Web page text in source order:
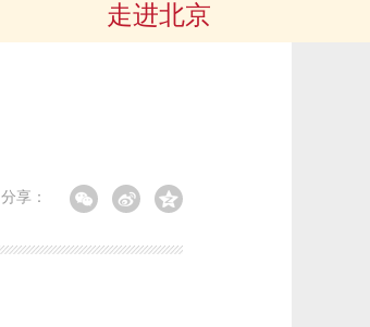
走进北京
分享：